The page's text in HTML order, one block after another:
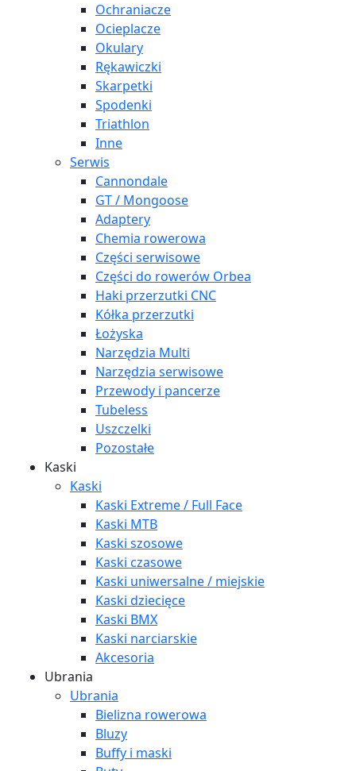
Ochraniacze
Ocieplacze
Okulary
Rękawiczki
Skarpetki
Spodenki
Triathlon
Inne
Serwis
Cannondale
GT / Mongoose
Adaptery
Chemia rowerowa
Części serwisowe
Części do rowerów Orbea
Haki przerzutki CNC
Kółka przerzutki
Łożyska
Narzędzia Multi
Narzędzia serwisowe
Przewody i pancerze
Tubeless
Uszczelki
Pozostałe
Kaski
Kaski
Kaski Extreme / Full Face
Kaski MTB
Kaski szosowe
Kaski czasowe
Kaski uniwersalne / miejskie
Kaski dziecięce
Kaski BMX
Kaski narciarskie
Akcesoria
Ubrania
Ubrania
Bielizna rowerowa
Bluzy
Buffy i maski